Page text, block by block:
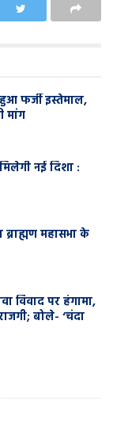
फर्जी इस्तेमाल,
मांग
नई दिशा :
महासभा के
विवाद पर हंगामा,
बोले- ‘चंदा